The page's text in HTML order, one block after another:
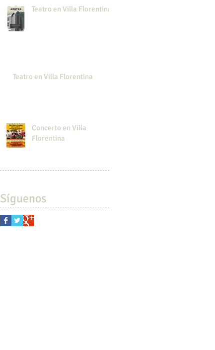
Teatro en Villa Florentina
Teatro en Villa Florentina
Concerto en Villa
Florentina
Síguenos